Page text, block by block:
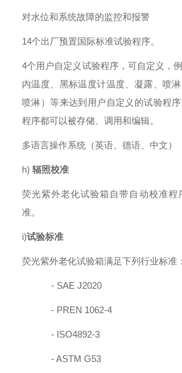
对水位和系统故障的监控和报警
14个出厂预置国际标准试验程序。
4个用户自定义试验程序，可自定义，
内温度、黑标温度计温度、凝露、喷
喷淋）等来达到用户自定义的试验程
程序都可以被存储、调用和编辑。
多语言操作系统（英语、德语、中文）
h) 辐照校准
荧光紫外老化试验箱自带自动校准程
准。
i)试验标准
荧光紫外老化试验箱满足下列行业标准：
- SAE J2020
- PREN 1062-4
- ISO4892-3
-ASTM G53